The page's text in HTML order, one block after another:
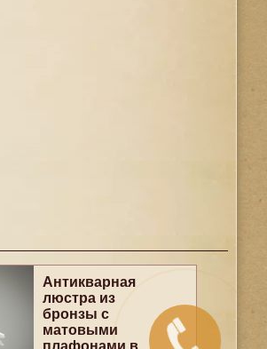
Антикварная
люстра из
бронзы с
матовыми
плафонами в